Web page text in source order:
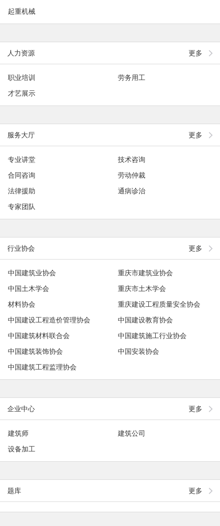
起重机械
更多
人力资源
职业培训
劳务用工
才艺展示
更多
服务大厅
专业讲堂
技术咨询
合同咨询
劳动仲裁
法律援助
通病诊治
专家团队
更多
行业协会
中国建筑业协会
重庆市建筑业协会
中国土木学会
重庆市土木学会
材料协会
重庆建设工程质量安全协会
中国建设工程造价管理协会
中国建设教育协会
中国建筑材料联合会
中国建筑施工行业协会
中国建筑装饰协会
中国安装协会
中国建筑工程监理协会
更多
企业中心
建筑师
建筑公司
设备加工
更多
题库